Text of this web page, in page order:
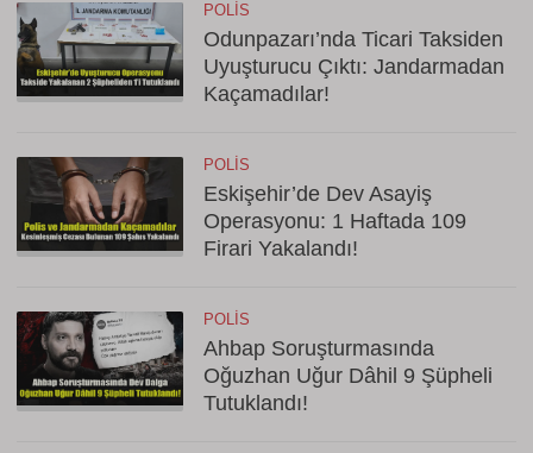
POLIS
Odunpazarı’nda Ticari Taksiden
Uyuşturucu Çıktı: Jandarmadan
Kaçamadılar!
POLIS
Eskişehir’de Dev Asayiş
Operasyonu: 1 Haftada 109
Firari Yakalandı!
POLIS
Ahbap Soruşturmasında
Oğuzhan Uğur Dâhil 9 Şüpheli
Tutuklandı!